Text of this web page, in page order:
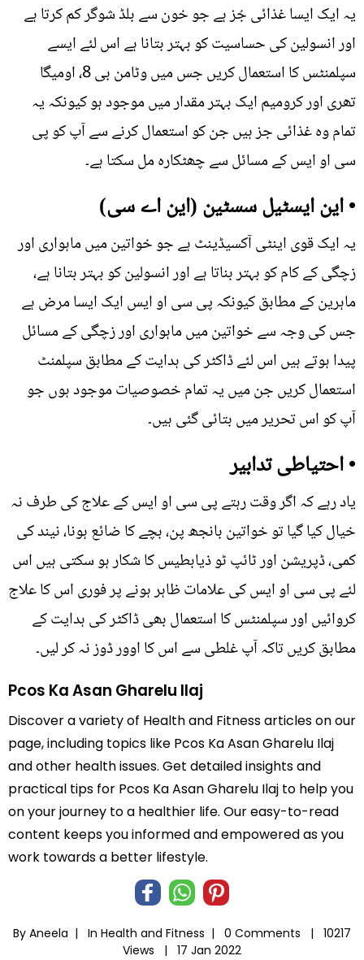
یہ ایک ایسا غذائی جُز ہے جو خون سے بلڈ شوگر کم کرتا ہے
اور انسولین کی حساسیت کو بہتر بتانا ہے اس لئے ایسے
سپلمنٹس کا استعمال کریں جس میں وٹامن بی 8، اومیگا
تھری اور کرومیم ایک بہتر مقدار میں موجود ہو کیونکہ یہ
تمام وہ غذائی جز ہیں جن کو استعمال کرنے سے آپ کو پی
سی او ایس کے مسائل سے چھٹکارہ مل سکتا ہے۔
• این ایسٹیل سسٹین (این اے سی)
یہ ایک قوی اینٹی آکسیڈینٹ ہے جو خواتین میں ماہواری اور
زچگی کے کام کو بہتر بناتا ہے اور انسولین کو بہتر بتانا ہے،
ماہرین کے مطابق کیونکہ پی سی او ایس ایک ایسا مرض ہے
جس کی وجہ سے خواتین میں ماہواری اور زچگی کے مسائل
پیدا ہوتے ہیں اس لئے ڈاکٹر کی ہدایت کے مطابق سپلمنٹ
استعمال کریں جن میں یہ تمام خصوصیات موجود ہوں جو
آپ کو اس تحریر میں بتائی گئی ہیں۔
• احتیاطی تدابیر
یاد رہے کہ اگر وقت رہتے پی سی او ایس کے علاج کی طرف نہ
خیال کیا گیا تو خواتین بانجھ پن، بچے کا ضائع ہونا، نیند کی
کمی، ڈپریشن اور ٹائپ ٹو ذیابطیس کا شکار ہو سکتی ہیں اس
لئے پی سی او ایس کی علامات ظاہر ہونے پر فوری اس کا علاج
کروائیں اور سپلمنٹس کا استعمال بھی ڈاکٹر کی ہدایت کے
مطابق کریں تاکہ آپ غلطی سے اس کا اوور ڈوز نہ کر لیں۔
Pcos Ka Asan Gharelu Ilaj
Discover a variety of Health and Fitness articles on our
page, including topics like Pcos Ka Asan Gharelu Ilaj
and other health issues. Get detailed insights and
practical tips for Pcos Ka Asan Gharelu Ilaj to help you
on your journey to a healthier life. Our easy-to-read
content keeps you informed and empowered as you
work towards a better lifestyle.
By Aneela | In Health and Fitness | 0 Comments |
10217
Views |
17 Jan 2022